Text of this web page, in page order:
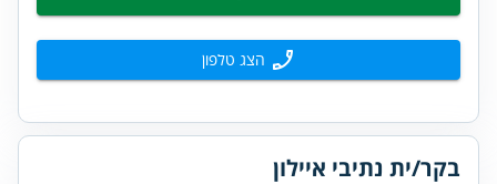
הצג טלפון
בקר/ית נתיבי איילון